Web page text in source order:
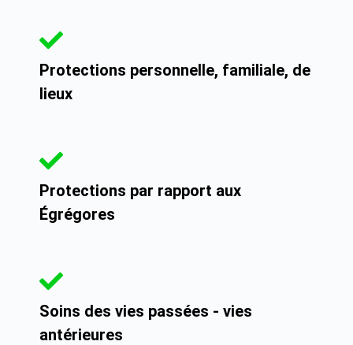
Protections personnelle, familiale, de
lieux
Protections par rapport aux
Égrégores
Soins des vies passées - vies
antérieures